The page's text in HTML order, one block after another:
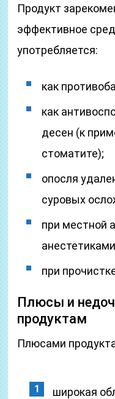
Продукт
эффективное
употребляется:
как
как
десен (к
стоматите);
опосля
суровых
при местной
при
Плюсы и
продуктам
Плюсами
широкая